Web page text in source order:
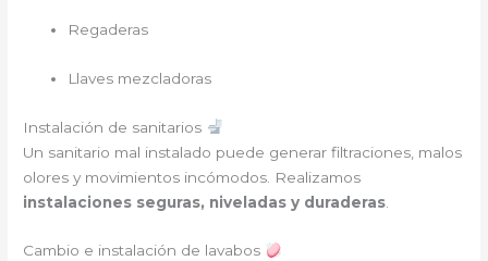
Regaderas
Llaves mezcladoras
Instalación de sanitarios
Un sanitario mal instalado puede generar filtraciones, malos
olores y movimientos incómodos. Realizamos
instalaciones seguras, niveladas y duraderas
Cambio e instalación de lavabos